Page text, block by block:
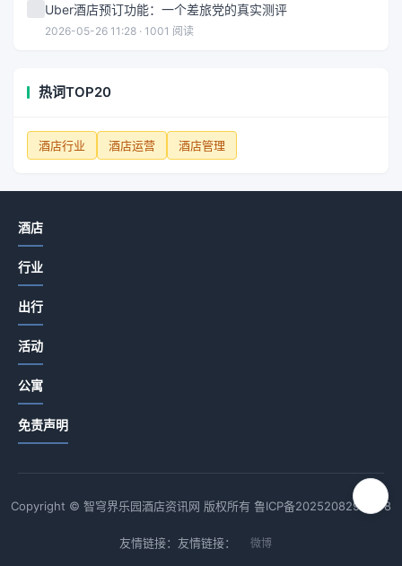
Uber酒店预订功能：一个差旅党的真实测评
2026-05-26 11:28 · 1001 阅读
热词TOP20
酒店行业 酒店运营 酒店管理
酒店
行业
出行
活动
公寓
免责声明
Copyright © 智穹界乐园酒店资讯网 版权所有 鲁ICP备2025208294号-8
友情链接：友情链接： 微博